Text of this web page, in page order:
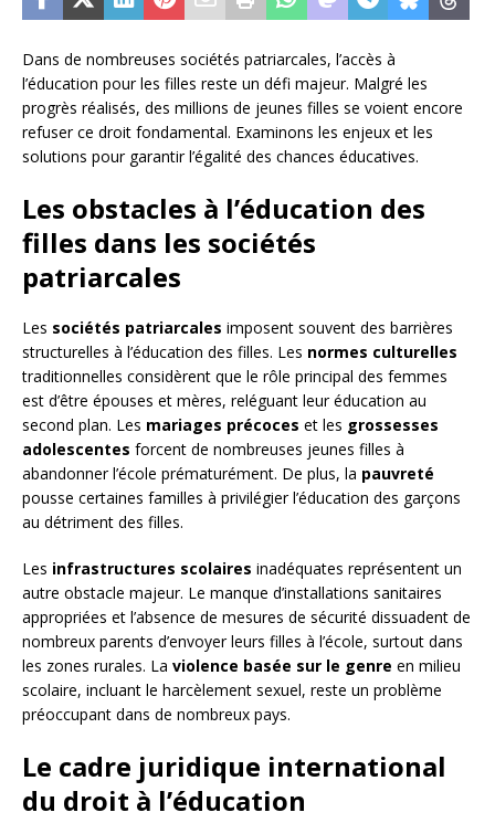
Dans de nombreuses sociétés patriarcales, l’accès à
l’éducation pour les filles reste un défi majeur. Malgré les
progrès réalisés, des millions de jeunes filles se voient encore
refuser ce droit fondamental. Examinons les enjeux et les
solutions pour garantir l’égalité des chances éducatives.
Les obstacles à l’éducation des
filles dans les sociétés
patriarcales
Les sociétés patriarcales imposent souvent des barrières
structurelles à l’éducation des filles. Les normes culturelles
traditionnelles considèrent que le rôle principal des femmes
est d’être épouses et mères, reléguant leur éducation au
second plan. Les mariages précoces et les grossesses
adolescentes forcent de nombreuses jeunes filles à
abandonner l’école prématurément. De plus, la pauvreté
pousse certaines familles à privilégier l’éducation des garçons
au détriment des filles.
Les infrastructures scolaires inadéquates représentent un
autre obstacle majeur. Le manque d’installations sanitaires
appropriées et l’absence de mesures de sécurité dissuadent de
nombreux parents d’envoyer leurs filles à l’école, surtout dans
les zones rurales. La violence basée sur le genre en milieu
scolaire, incluant le harcèlement sexuel, reste un problème
préoccupant dans de nombreux pays.
Le cadre juridique international
du droit à l’éducation